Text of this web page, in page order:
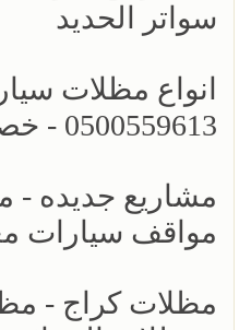
سواتر الحديد
انواع مظلات
0500559613 - خصومات وتخفيضات - اشكال برجولات للحدائق حديثه - سواتر الرياض
مواقف سيارات